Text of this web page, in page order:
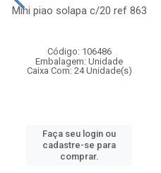
Mini piao solapa c/20 ref 863
Código: 106486
Embalagem: Unidade
Caixa Com: 24 Unidade(s)
Faça seu login ou
cadastre-se para
comprar.